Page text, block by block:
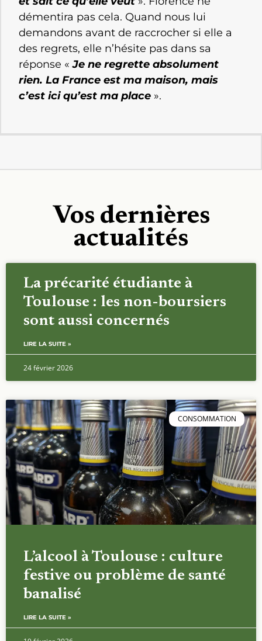
démentira pas cela. Quand nous lui
demandons avant de raccrocher si elle a
des regrets, elle n’hésite pas dans sa
réponse «Je ne regrette absolument
rien. La France est ma maison, mais
c’est ici qu’est ma place ».
Vos dernières
actualités
La précarité étudiante à
Toulouse : les non-boursiers
sont aussi concernés
LIRE LA SUITE »
24 février 2026
CONSOMMATION
L’alcool à Toulouse : culture
festive ou problème de santé
banalisé
LIRE LA SUITE »